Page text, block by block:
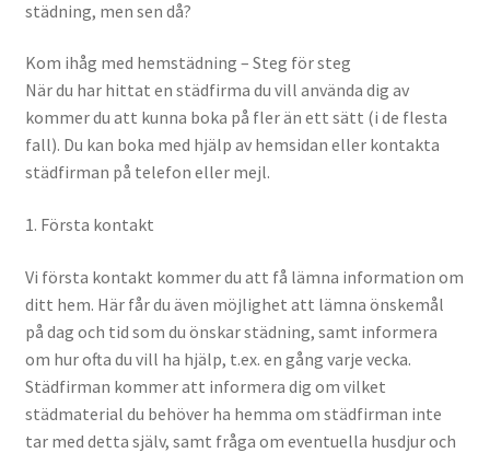
städning, men sen då?
Kom ihåg med hemstädning – Steg för steg
När du har hittat en städfirma du vill använda dig av
kommer du att kunna boka på fler än ett sätt (i de flesta
fall). Du kan boka med hjälp av hemsidan eller kontakta
städfirman på telefon eller mejl.
1. Första kontakt
Vi första kontakt kommer du att få lämna information om
ditt hem. Här får du även möjlighet att lämna önskemål
på dag och tid som du önskar städning, samt informera
om hur ofta du vill ha hjälp, t.ex. en gång varje vecka.
Städfirman kommer att informera dig om vilket
städmaterial du behöver ha hemma om städfirman inte
tar med detta själv, samt fråga om eventuella husdjur och